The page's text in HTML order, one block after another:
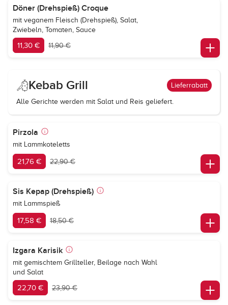
Döner (Drehspieß) Croque
mit veganem Fleisch (Drehspieß), Salat,
Zwiebeln, Tomaten, Sauce
11,30 € 11,90 €
Kebab Grill Lieferrabatt
Alle Gerichte werden mit Salat und Reis geliefert.
Pirzola
mit Lammkoteletts
21,76 € 22,90 €
Sis Kepap (Drehspieß)
mit Lammspieß
17,58 € 18,50 €
Izgara Karisik
mit gemischtem Grillteller, Beilage nach Wahl
und Salat
22,70 € 23,90 €